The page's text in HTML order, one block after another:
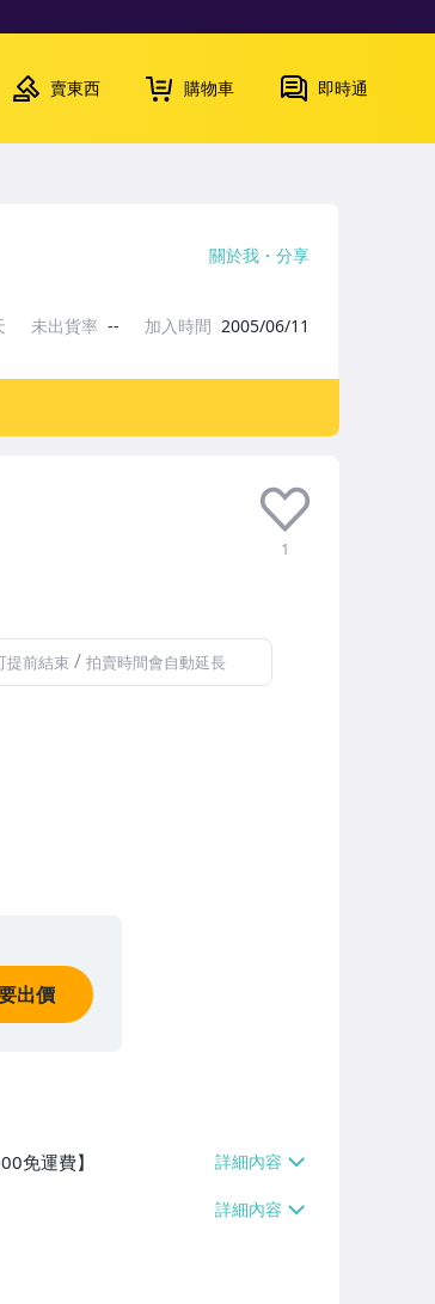
賣東西 購物車 即時通
1
提前結束 / 拍賣時間會自動延長
出價
免運費】
關於我 分享
未出貨率 -- 加入時間 2005/06/11